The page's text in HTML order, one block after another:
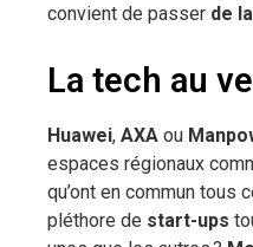
convient de passer de
La tech au
Huawei, AXA ou
espaces régionaux
qu’ont en commun tous
pléthore de start-ups